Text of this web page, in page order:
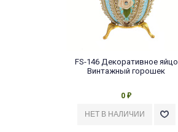
FS-146 Декоративное яйцо
Винтажный горошек
0 ₽